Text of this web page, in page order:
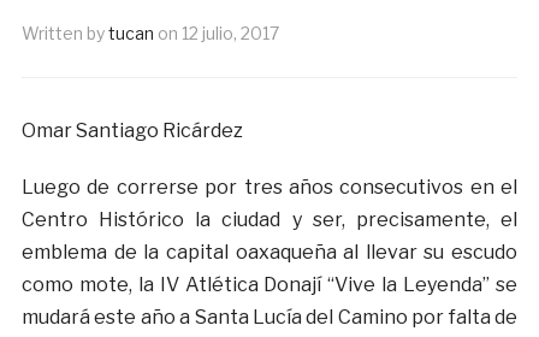
Written bytucan on 12 julio, 2017
Omar Santiago Ricárdez
Luego de correrse por tres años consecutivos en el
Centro Histórico la ciudad y ser, precisamente, el
emblema de la capital oaxaqueña al llevar su escudo
como mote, la IV Atlética Donají “Vive la Leyenda” se
mudará este año a Santa Lucía del Camino por falta de